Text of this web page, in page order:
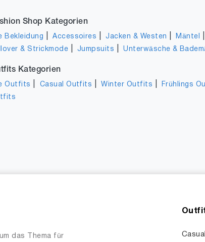
Shop Kategorien
Bekleidung |Accessoires |Jacken & Westen Mäntel
& Strickmode |Jumpsuits |Unterwäsche &
Kategorien
Outfits Casual Outfits |Winter Outfits Frühlings
das Thema für